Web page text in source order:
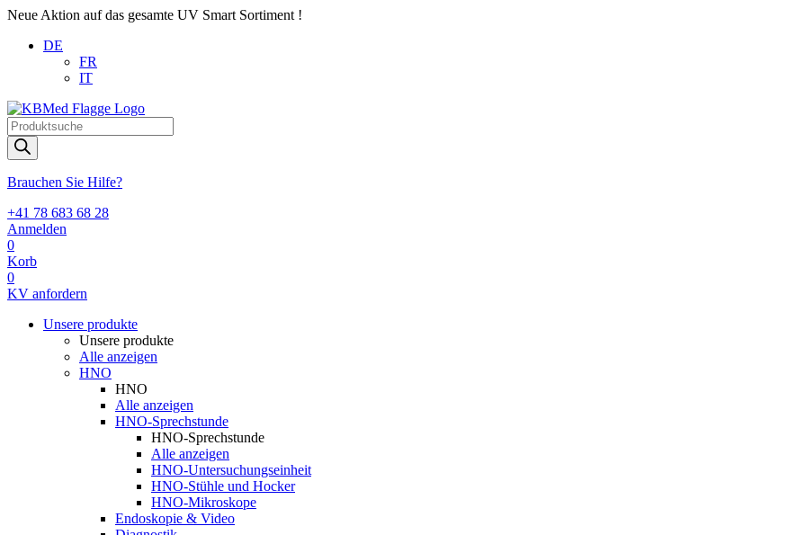
Neue Aktion auf das gesamte UV Smart Sortiment !
DE
FR
IT
Products
search
Brauchen Sie Hilfe?
+41 78 683 68 28
Anmelden
0
Korb
0
KV anfordern
Unsere produkte
Unsere produkte
Alle anzeigen
HNO
HNO
Alle anzeigen
HNO-Sprechstunde
HNO-Sprechstunde
Alle anzeigen
HNO-Untersuchungseinheit
HNO-Stühle und Hocker
HNO-Mikroskope
Endoskopie & Video